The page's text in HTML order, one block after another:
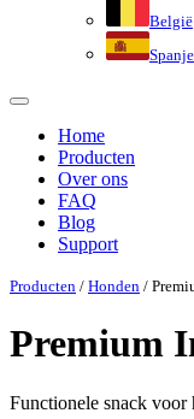
België
Spanje
Home
Producten
Over ons
FAQ
Blog
Support
Producten / Honden /
Premium
Functionele snack voor